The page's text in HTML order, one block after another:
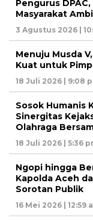
Pengurus
Masyarakat
3 Agustus 2026 |
Menuju Musda
Kuat untuk
18 Juli 2026 | 9:08
Sosok Humanis
Sinergitas
Olahraga
18 Juli 2026 | 5:36
Ngopi hingga
Kapolda Aceh
Sorotan Publik
16 Mei 2026 | 12:59